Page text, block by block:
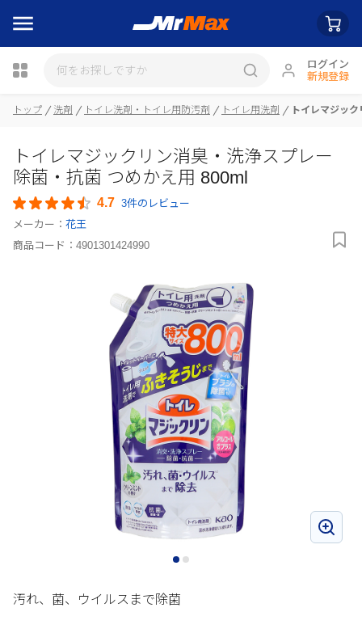
ログイン
新規登録
瓶詰
トップ 洗剤 トイレ洗剤・トイレ用防汚剤 トイレ用洗剤 トイレマジッ
トイレマジックリン消臭・洗浄スプレー
除菌・抗菌 つめかえ用 800ml
4.7 3件のレビュー
メーカー： 花王
商品コード： 4901301424990
汚れ、菌、ウイルスまで除菌